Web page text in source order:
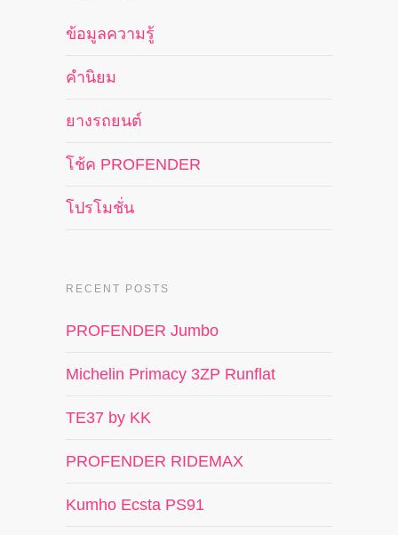
ข้อมูลความรู้
คำนิยม
ยางรถยนต์
โช้ค PROFENDER
โปรโมชั่น
RECENT POSTS
PROFENDER Jumbo
Michelin Primacy 3ZP Runflat
TE37 by KK
PROFENDER RIDEMAX
Kumho Ecsta PS91